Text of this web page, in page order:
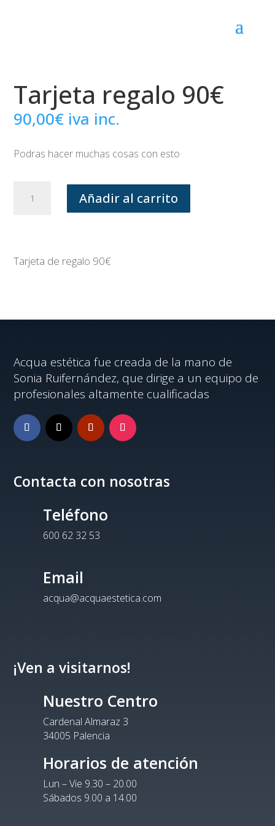
Tarjeta regalo 90€
90,00€ iva inc.
Podras hacer muchas cosas con esto
regalo
Añadir al carrito
Tarjeta de regalo 90€
Acqua estética fue creada de la mano de
Sonia Ruifernández, que dirige a un equipo de
profesionales altamente cualificadas
Contacta con nosotras
Teléfono
600 62 32 53
Email
acqua@acquaestetica.com
¡Ven a visitarnos!
Nuestro Centro
Cardenal Almaraz 3
34005 Palencia
Horarios de atención
Lun – Vie 9.30 – 20.00
Sábados 9.00 a 14.00